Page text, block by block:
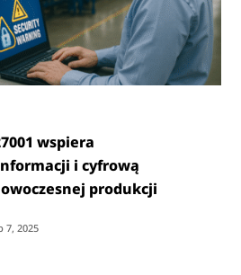
wspiera
i cyfrową
produkcji
7, 2025